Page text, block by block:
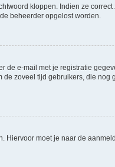
kloppen. Indien ze
beheerder opgelost worden.
e-mail met je registratie
zoveel tijd gebruikers, die
Hiervoor moet je naar de